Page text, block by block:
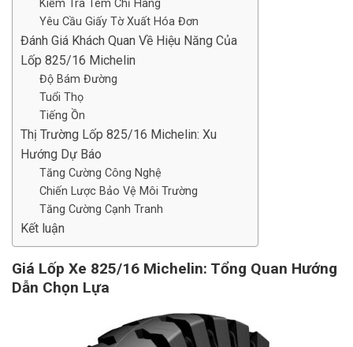
Kiểm Tra Tem Chỉ Hãng
Yêu Cầu Giấy Tờ Xuất Hóa Đơn
Đánh Giá Khách Quan Về Hiệu Năng Của
Lốp 825/16 Michelin
Độ Bám Đường
Tuổi Thọ
Tiếng Ồn
Thị Trường Lốp 825/16 Michelin: Xu
Hướng Dự Báo
Tăng Cường Công Nghệ
Chiến Lược Bảo Vệ Môi Trường
Tăng Cường Cạnh Tranh
Kết luận
Giá Lốp Xe 825/16 Michelin: Tổng Quan Hướng
Dẫn Chọn Lựa